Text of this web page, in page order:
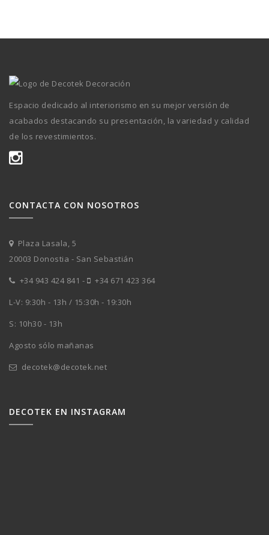
Espacio dedicado al interiorismo en su mejor versión de
acabados destacando su presentación, la variedad y calidad
de los revestimientos.
CONTACTA CON NOSOTROS
Plaza Lasala, 5
20003 Donostia - San Sebastián
+34 943 424 841 -
+34 671 423 364
L-V: 9:30h - 13h / 15:30h - 19:30h
S: 10h30 - 13h
Agosto sólo mañanas
decotek@decotek.net
DECOTEK EN INSTAGRAM